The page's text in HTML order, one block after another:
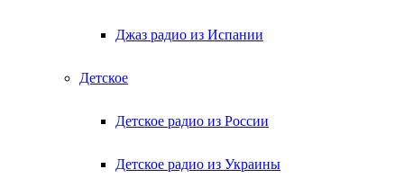
Джаз радио из Испании
Детское
Детское радио из России
Детское радио из Украины